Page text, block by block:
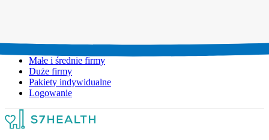
Małe i średnie firmy
Duże firmy
Pakiety indywidualne
Logowanie